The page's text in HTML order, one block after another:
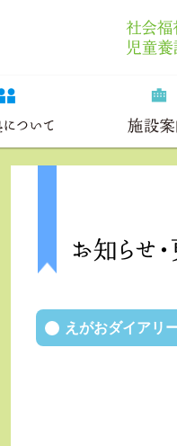
えがおダイアリ